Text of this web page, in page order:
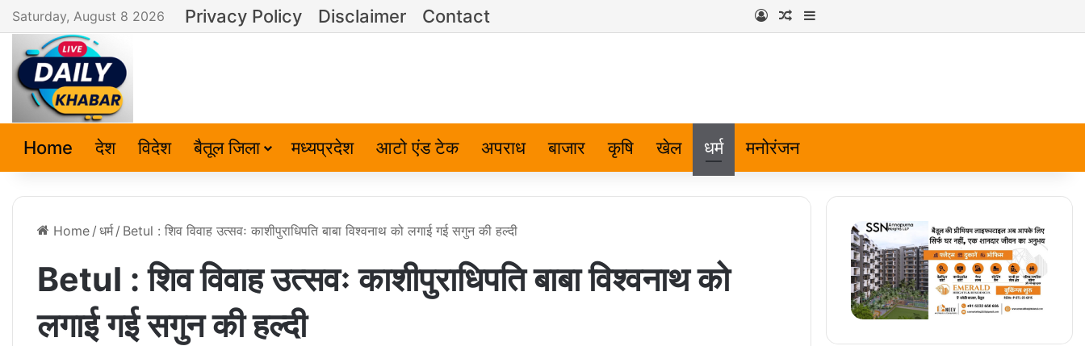
Saturday, August 8 2026 Privacy Policy Disclaimer Contact Log InRandom Article
Home देश विदेश बैतूल जिला मध्यप्रदेश आटो एंड टेक अपराध बाजार कृषि खेल धर्म मनोरंजन
Home / धर्म / Betul : शिव विवाह उत्सवः काशीपुराधिपति बाबा विश्वनाथ को लगाई गई सगुन की हल्दी
Betul : शिव विवाह उत्सवः काशीपुराधिपति बाबा विश्वनाथ को
लगाई गई सगुन की हल्दी